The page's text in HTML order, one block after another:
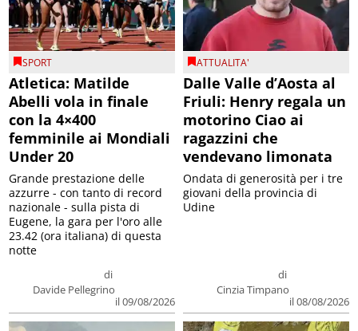
SPORT
Atletica: Matilde
Abelli vola in finale
con la 4×400
femminile ai Mondiali
Under 20
di
Davide Pellegrino
il 09/08/2026
Grande prestazione delle
azzurre - con tanto di record
nazionale - sulla pista di
Eugene, la gara per l'oro alle
23.42 (ora italiana) di questa
notte
ATTUALITA'
Dalle Valle d’Aosta al
Friuli: Henry regala un
motorino Ciao ai
ragazzini che
vendevano limonata
di
Cinzia Timpano
il 08/08/2026
Ondata di generosità per i tre
giovani della provincia di
Udine